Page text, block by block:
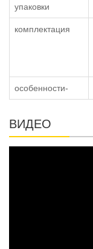
упаковки
комплектация
особенности-
ВИДЕО